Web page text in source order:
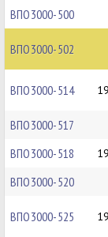
ВПО3000-500
ВПО3000-502
ВПО3000-514
ВПО3000-517
ВПО3000-518
ВПО3000-520
ВПО3000-525